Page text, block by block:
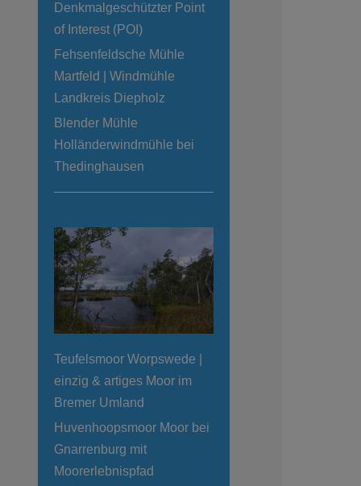
Denkmalgeschützter Point
of Interest (POI)
Fehsenfeldsche Mühle
Martfeld | Windmühle
Landkreis Diepholz
Blender Mühle
Holländerwindmühle bei
Thedinghausen
Teufelsmoor Worpswede |
einzig & artiges Moor im
Bremer Umland
Huvenhoopsmoor Moor bei
Gnarrenburg mit
Moorerlebnispfad